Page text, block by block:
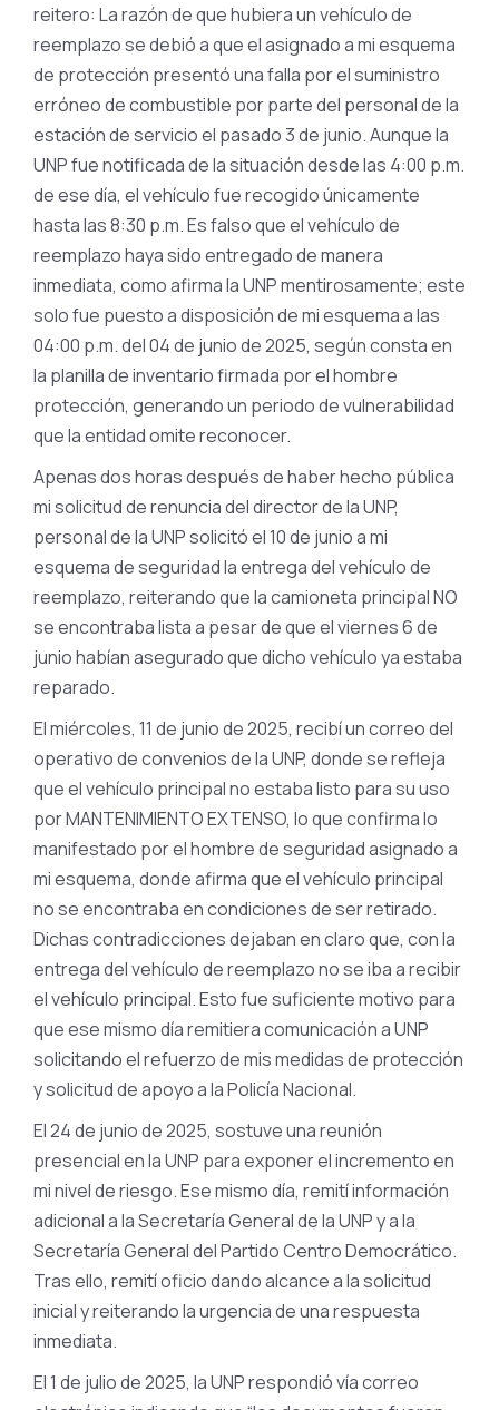
reitero: La razón de que hubiera un vehículo de
reemplazo se debió a que el asignado a mi esquema
de protección presentó una falla por el suministro
erróneo de combustible por parte del personal de la
estación de servicio el pasado 3 de junio. Aunque la
UNP fue notificada de la situación desde las 4:00 p.m.
de ese día, el vehículo fue recogido únicamente
hasta las 8:30 p.m. Es falso que el vehículo de
reemplazo haya sido entregado de manera
inmediata, como afirma la UNP mentirosamente; este
solo fue puesto a disposición de mi esquema a las
04:00 p.m. del 04 de junio de 2025, según consta en
la planilla de inventario firmada por el hombre
protección, generando un periodo de vulnerabilidad
que la entidad omite reconocer.
Apenas dos horas después de haber hecho pública
mi solicitud de renuncia del director de la UNP,
personal de la UNP solicitó el 10 de junio a mi
esquema de seguridad la entrega del vehículo de
reemplazo, reiterando que la camioneta principal NO
se encontraba lista a pesar de que el viernes 6 de
junio habían asegurado que dicho vehículo ya estaba
reparado.
El miércoles, 11 de junio de 2025, recibí un correo del
operativo de convenios de la UNP, donde se refleja
que el vehículo principal no estaba listo para su uso
por MANTENIMIENTO EXTENSO, lo que confirma lo
manifestado por el hombre de seguridad asignado a
mi esquema, donde afirma que el vehículo principal
no se encontraba en condiciones de ser retirado.
Dichas contradicciones dejaban en claro que, con la
entrega del vehículo de reemplazo no se iba a recibir
el vehículo principal. Esto fue suficiente motivo para
que ese mismo día remitiera comunicación a UNP
solicitando el refuerzo de mis medidas de protección
y solicitud de apoyo a la Policía Nacional.
El 24 de junio de 2025, sostuve una reunión
presencial en la UNP para exponer el incremento en
mi nivel de riesgo. Ese mismo día, remití información
adicional a la Secretaría General de la UNP y a la
Secretaría General del Partido Centro Democrático.
Tras ello, remití oficio dando alcance a la solicitud
inicial y reiterando la urgencia de una respuesta
inmediata.
El 1 de julio de 2025, la UNP respondió vía correo